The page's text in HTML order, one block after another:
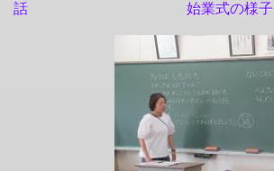
話 始業式の様子